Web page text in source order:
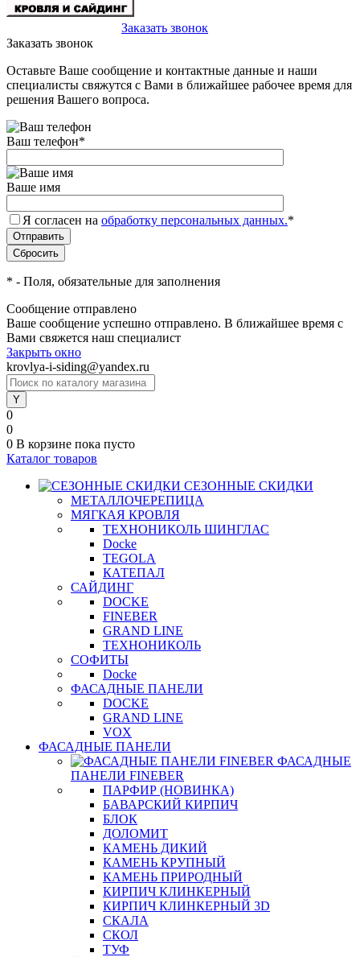
Заказать звонок
Заказать звонок
Оставьте Ваше сообщение и контактные данные и наши
специалисты свяжутся с Вами в ближайшее рабочее время для
решения Вашего вопроса.
Ваш телефон*
Ваше имя
Я согласен на обработку персональных данных.*
* - Поля, обязательные для заполнения
Сообщение отправлено
Ваше сообщение успешно отправлено. В ближайшее время с
Вами свяжется наш специалист
Закрыть окно
krovlya-i-siding@yandex.ru
0
0
0 В корзине пока пусто
Каталог товаров
СЕЗОННЫЕ СКИДКИ
МЕТАЛЛОЧЕРЕПИЦА
МЯГКАЯ КРОВЛЯ
ТЕХНОНИКОЛЬ ШИНГЛАС
Docke
TEGOLA
КАТЕПАЛ
САЙДИНГ
DOCKE
FINEBER
GRAND LINE
ТЕХНОНИКОЛЬ
СОФИТЫ
Docke
ФАСАДНЫЕ ПАНЕЛИ
DOCKE
GRAND LINE
VOX
ФАСАДНЫЕ ПАНЕЛИ
ФАСАДНЫЕ
ПАНЕЛИ FINEBER
ПАРФИР (НОВИНКА)
БАВАРСКИЙ КИРПИЧ
БЛОК
ДОЛОМИТ
КАМЕНЬ ДИКИЙ
КАМЕНЬ КРУПНЫЙ
КАМЕНЬ ПРИРОДНЫЙ
КИРПИЧ КЛИНКЕРНЫЙ
КИРПИЧ КЛИНКЕРНЫЙ 3D
СКАЛА
СКОЛ
ТУФ